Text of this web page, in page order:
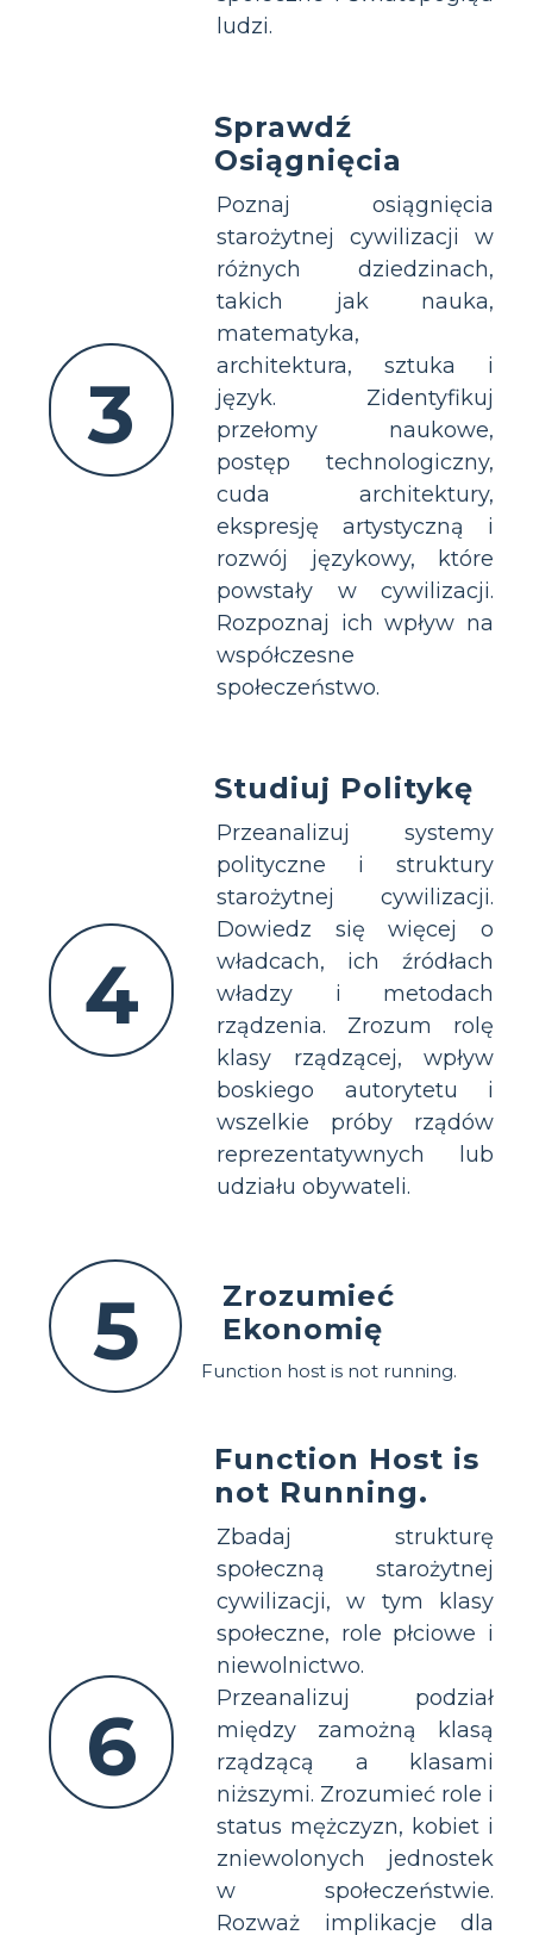
ludzi.
3
Sprawdź
Osiągnięcia
Poznaj osiągnięcia
starożytnej cywilizacji w
różnych dziedzinach,
takich jak nauka,
matematyka,
architektura, sztuka i
język. Zidentyfikuj
przełomy naukowe,
postęp technologiczny,
cuda architektury,
ekspresję artystyczną i
rozwój językowy, które
powstały w cywilizacji.
Rozpoznaj ich wpływ na
współczesne
społeczeństwo.
4
Studiuj Politykę
Przeanalizuj systemy
polityczne i struktury
starożytnej cywilizacji.
Dowiedz się więcej o
władcach, ich źródłach
władzy i metodach
rządzenia. Zrozum rolę
klasy rządzącej, wpływ
boskiego autorytetu i
wszelkie próby rządów
reprezentatywnych lub
udziału obywateli.
5
Zrozumieć
Ekonomię
Function host is not running.
6
Function Host is
not Running.
Zbadaj strukturę
społeczną starożytnej
cywilizacji, w tym klasy
społeczne, role płciowe i
niewolnictwo.
Przeanalizuj podział
między zamożną klasą
rządzącą a klasami
niższymi. Zrozumieć role i
status mężczyzn, kobiet i
zniewolonych jednostek
w społeczeństwie.
Rozważ implikacje dla